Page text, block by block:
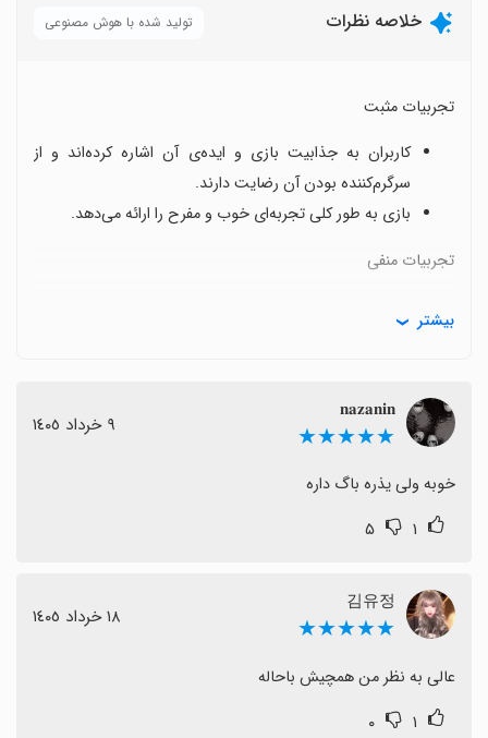
خلاصه نظرات تولید شده با هوش مصنوعی
تجربیات مثبت
کاربران به جذابیت بازی و ایده‌ی آن اشاره کرده‌اند و از
سرگرم‌کننده بودن آن رضایت دارند.
بازی به طور کلی تجربه‌ای خوب و مفرح را ارائه می‌دهد.
تجربیات منفی
برخی از کاربران به وجود باگ‌هایی اشاره کرده‌اند که باعث
می‌شود جاسوس به درستی توزیع نشود و این مسئله بر روی
است برای برخی از کاربران تجربه‌ای آزاردهنده ایجاد کند. اگر
به دنبال یک بازی گروهی شاد و مفرح هستید، این بازی
می‌تواند گزینه مناسبی باشد، ولی ممکن است نیاز به
اصلاحات و به‌روزرسانی‌هایی داشته باشد.
بیشتر
𝐧𝐚𝐳𝐚𝐧𝐢𝐧
★★★★★ ٩ خرداد ١٤٠٥
خوبه ولی یذره باگ داره
۱ ۵
김유정
★★★★★ ١٨ خرداد ١٤٠٥
عالی به نظر من همچیش باحاله
۱ ۰